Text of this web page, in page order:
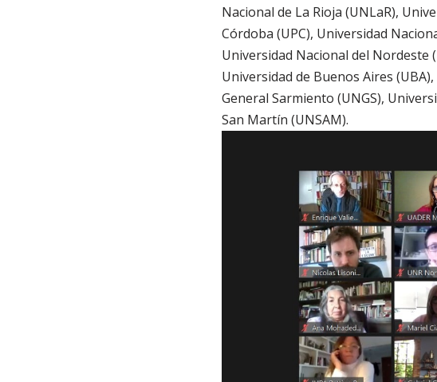
Nacional de La Rioja (UNLaR),
Córdoba (UPC), Universidad
Universidad Nacional del Nordeste
Universidad de Buenos Aires
General Sarmiento (UNGS),
San Martín (UNSAM).